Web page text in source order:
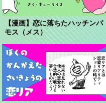
【漫画】恋に落ちたハッチンパ
モス（メス）